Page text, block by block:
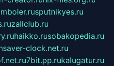
sputnikyes.ru
zallclub.ru
haikko.rusobakopedia.ru
clock.net.ru
7bit.pp.rukalugatur.ru